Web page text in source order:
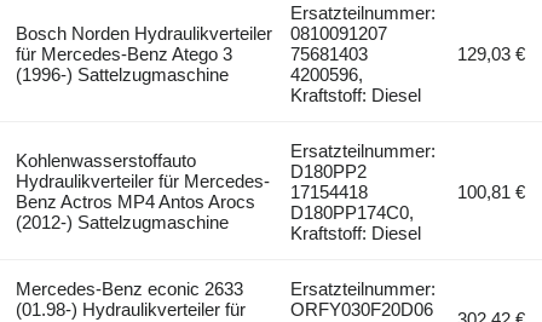
Bosch Norden Hydraulikverteiler
für Mercedes-Benz Atego 3
(1996-) Sattelzugmaschine
Ersatzteilnummer:
0810091207
75681403
4200596,
Kraftstoff: Diesel
129,03 €
Kohlenwasserstoffauto
Hydraulikverteiler für Mercedes-
Benz Actros MP4 Antos Arocs
(2012-) Sattelzugmaschine
Ersatzteilnummer:
D180PP2
17154418
D180PP174C0,
Kraftstoff: Diesel
100,81 €
Mercedes-Benz econic 2633
(01.98-) Hydraulikverteiler für
Ersatzteilnummer:
ORFY030F20D06